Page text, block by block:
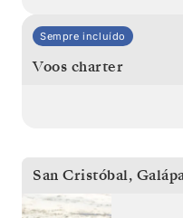
Sempre incluído
Voos charter
San Cristóbal,